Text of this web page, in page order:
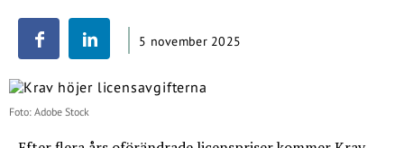
5 november 2025
Foto: Adobe Stock